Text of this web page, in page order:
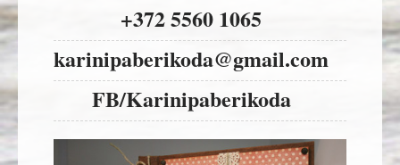
+372 5560 1065
karinipaberikoda@gmail.com
FB/Karinipaberikoda